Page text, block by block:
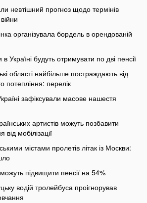
невтішний прогноз щодо термінів
організувала бордель в орендованій
Україні будуть отримувати по дві пенсії
області найбільше постраждають від
потепління: перелік
зафіксували масове нашестя
артистів можуть позбавити
мобілізації
містами пролетів літак із Москви:
підвищити пенсії на 54%
водій тролейбуса проігнорував